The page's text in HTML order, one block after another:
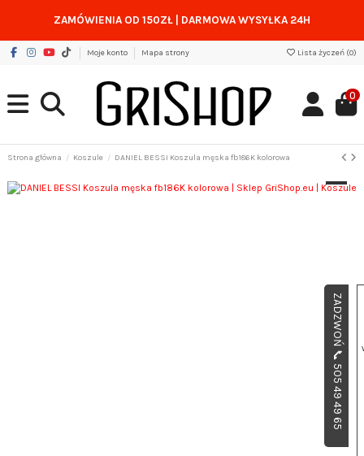
ZAMÓWIENIA OD 150ZŁ DARMOWA WYSYŁKA 24H
Moje konto Mapa strony Lista życzeń (0)
0
Strona główna Koszule DANIEL BESSI Koszula męska fb186K kolorowa
ZADZWOŃ 📞 505 49 49 65